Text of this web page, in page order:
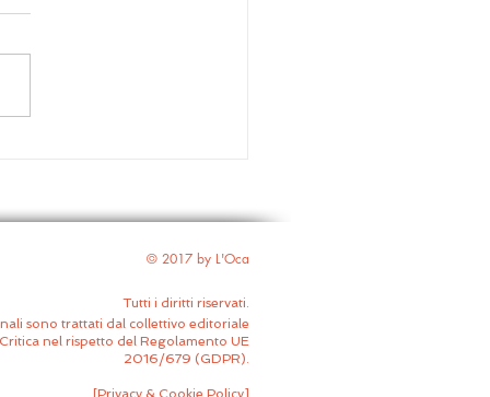
© 2017 by L'Oca
Tutti i diritti riservati.
sono trattati dal collettivo editoriale
Critica nel rispetto del Regolamento UE
2016/679 (GDPR).
[Privacy & Cookie Policy]